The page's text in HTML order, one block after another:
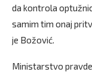
da kontrola
samim tim onaj
je Božović.
Ministarstvo